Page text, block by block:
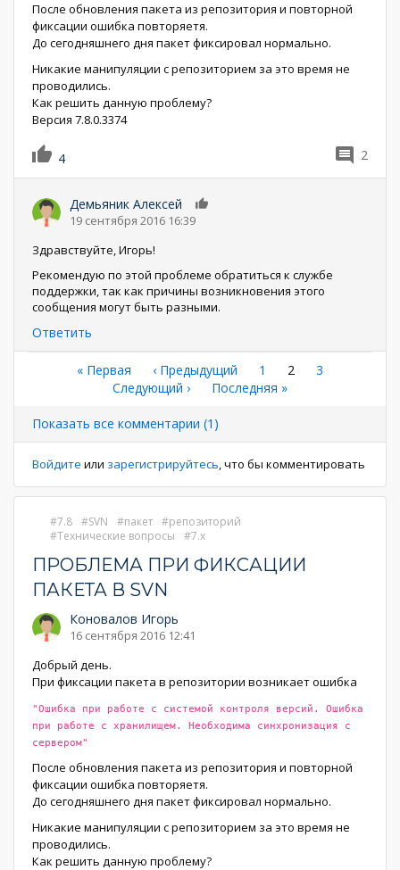
После обновления пакета из репозитория и повторной
фиксации ошибка повторяетя.
До сегодняшнего дня пакет фиксировал нормально.
Никакие манипуляции с репозиторием за это время не
проводились.
Как решить данную проблему?
Версия 7.8.0.3374
4 2
Демьяник Алексей
19 сентября 2016 16:39
Здравствуйте, Игорь!
Рекомендую по этой проблеме обратиться к службе
поддержки, так как причины возникновения этого
сообщения могут быть разными.
Ответить
Нумерация
страниц
Первая
страница
« Первая ←
‹ Предыдущий Страница
1
Текущая
2 Страница
3
Следующая
Следующий ›
Последняя
Последняя »
Показать все комментарии (1)
Войдите или зарегистрируйтесь, что бы комментировать
7.8 SVN пакет
репозиторий
Технические вопросы
7.x
ПРОБЛЕМА ПРИ ФИКСАЦИИ
ПАКЕТА В SVN
Коновалов Игорь
16 сентября 2016 12:41
Добрый день.
При фиксации пакета в репозитории возникает ошибка
"Ошибка при работе с системой контроля версий. Ошибка
при работе с хранилищем. Необходима синхронизация с
сервером"
После обновления пакета из репозитория и повторной
фиксации ошибка повторяетя.
До сегодняшнего дня пакет фиксировал нормально.
Никакие манипуляции с репозиторием за это время не
проводились.
Как решить данную проблему?